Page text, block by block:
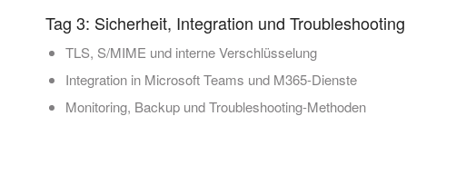
Tag 3: Sicherheit, Integration und Troubleshooting
TLS, S/MIME und interne Verschlüsselung
Integration in Microsoft Teams und M365-Dienste
Monitoring, Backup und Troubleshooting-Methoden